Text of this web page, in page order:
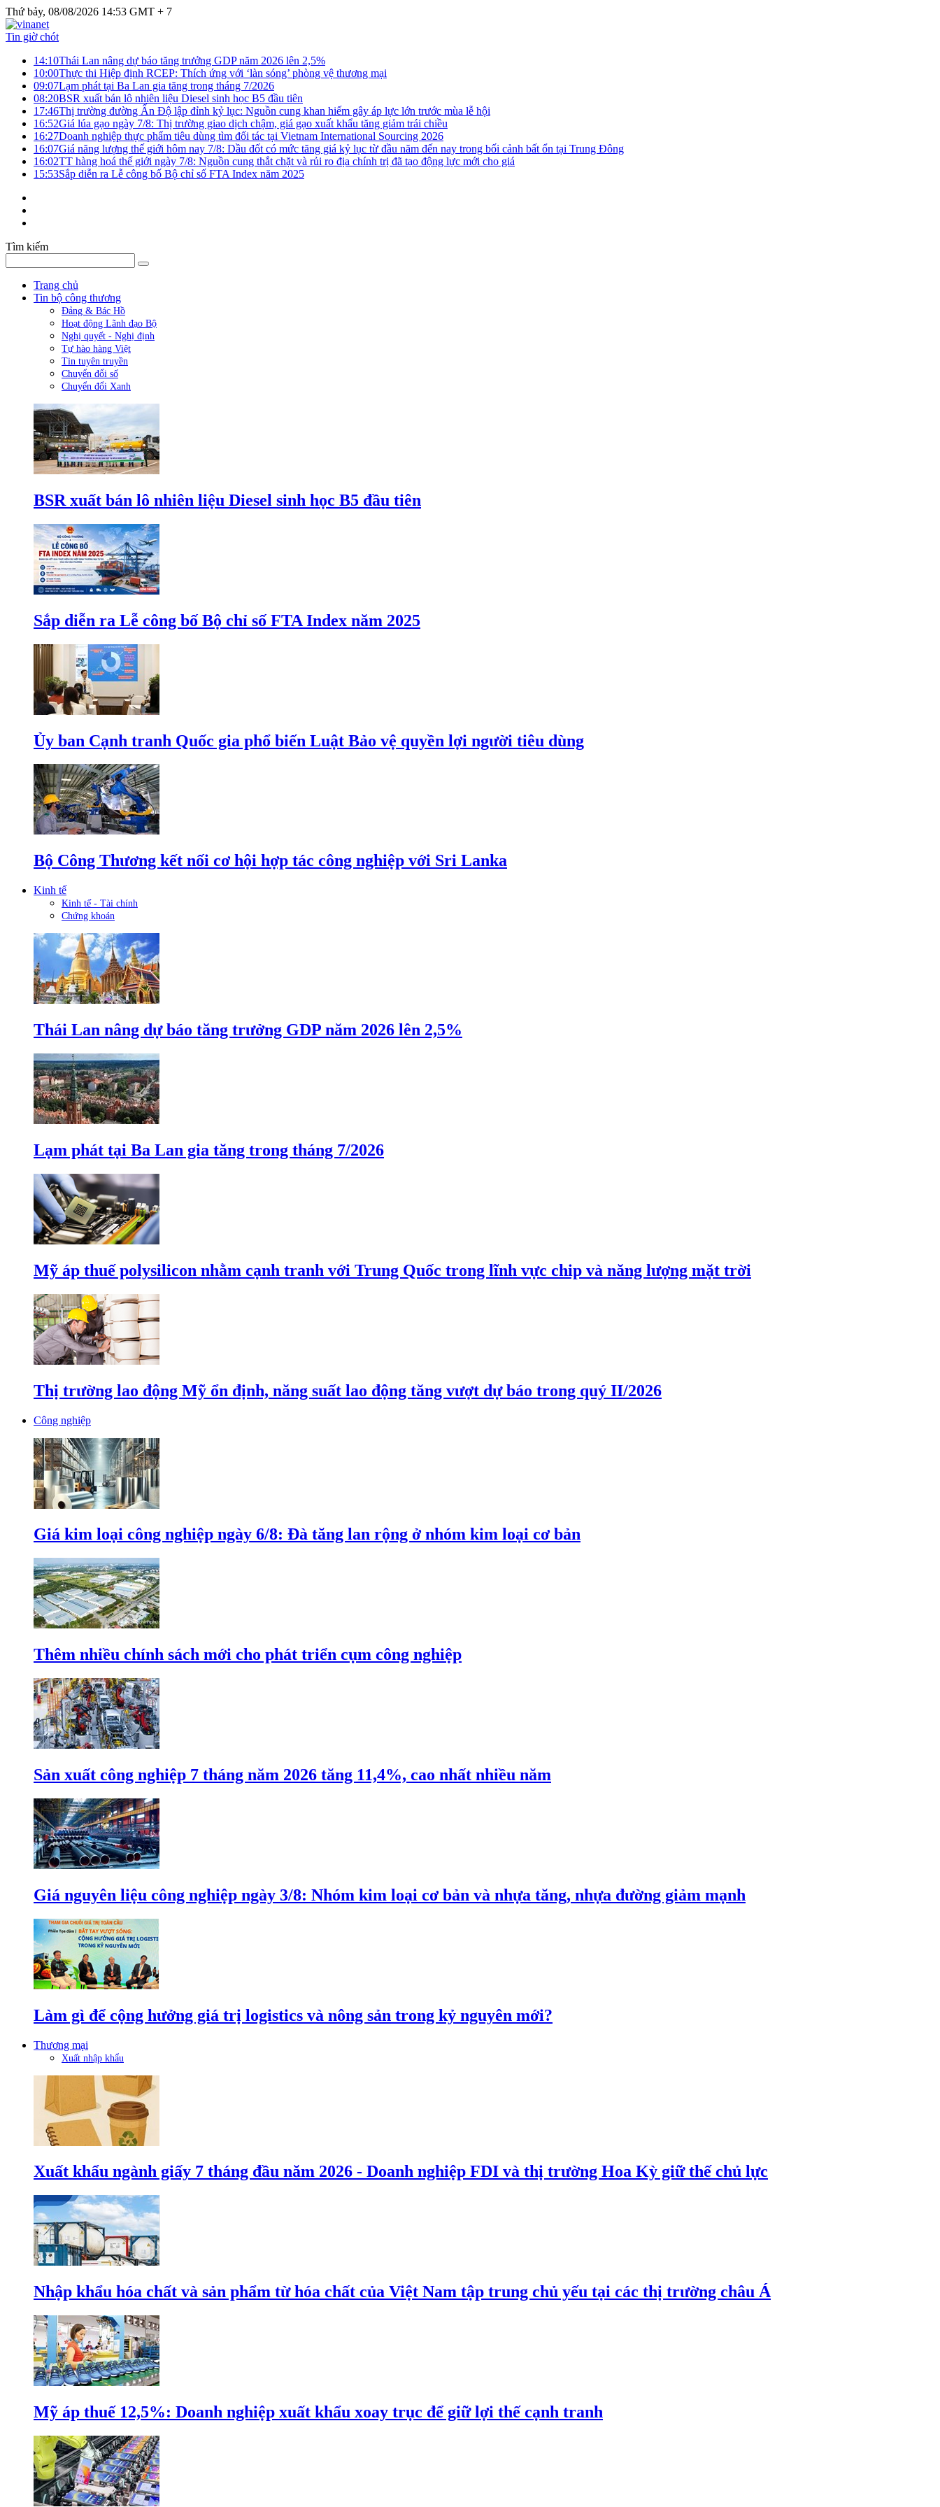
Thứ bảy, 08/08/2026 14:53 GMT + 7
Tin giờ chót
14:10Thái Lan nâng dự báo tăng trưởng GDP năm 2026 lên 2,5%
10:00Thực thi Hiệp định RCEP: Thích ứng với ‘làn sóng’ phòng vệ thương mại
09:07Lạm phát tại Ba Lan gia tăng trong tháng 7/2026
08:20BSR xuất bán lô nhiên liệu Diesel sinh học B5 đầu tiên
17:46Thị trường đường Ấn Độ lập đỉnh kỷ lục: Nguồn cung khan hiếm gây áp lực lớn trước mùa lễ hội
16:52Giá lúa gạo ngày 7/8: Thị trường giao dịch chậm, giá gạo xuất khẩu tăng giảm trái chiều
16:27Doanh nghiệp thực phẩm tiêu dùng tìm đối tác tại Vietnam International Sourcing 2026
16:07Giá năng lượng thế giới hôm nay 7/8: Dầu đốt có mức tăng giá kỷ lục từ đầu năm đến nay trong bối cảnh bất ổn tại Trung Đông
16:02TT hàng hoá thế giới ngày 7/8: Nguồn cung thắt chặt và rủi ro địa chính trị đã tạo động lực mới cho giá
15:53Sắp diễn ra Lễ công bố Bộ chỉ số FTA Index năm 2025
Tìm kiếm
Trang chủ
Tin bộ công thương
Đảng & Bác Hồ
Hoạt động Lãnh đạo Bộ
Nghị quyết - Nghị định
Tự hào hàng Việt
Tin tuyên truyền
Chuyển đổi số
Chuyển đổi Xanh
BSR xuất bán lô nhiên liệu Diesel sinh học B5 đầu tiên
Sắp diễn ra Lễ công bố Bộ chỉ số FTA Index năm 2025
Ủy ban Cạnh tranh Quốc gia phổ biến Luật Bảo vệ quyền lợi người tiêu dùng
Bộ Công Thương kết nối cơ hội hợp tác công nghiệp với Sri Lanka
Kinh tế
Kinh tế - Tài chính
Chứng khoán
Thái Lan nâng dự báo tăng trưởng GDP năm 2026 lên 2,5%
Lạm phát tại Ba Lan gia tăng trong tháng 7/2026
Mỹ áp thuế polysilicon nhằm cạnh tranh với Trung Quốc trong lĩnh vực chip và năng lượng mặt trời
Thị trường lao động Mỹ ổn định, năng suất lao động tăng vượt dự báo trong quý II/2026
Công nghiệp
Giá kim loại công nghiệp ngày 6/8: Đà tăng lan rộng ở nhóm kim loại cơ bản
Thêm nhiều chính sách mới cho phát triển cụm công nghiệp
Sản xuất công nghiệp 7 tháng năm 2026 tăng 11,4%, cao nhất nhiều năm
Giá nguyên liệu công nghiệp ngày 3/8: Nhóm kim loại cơ bản và nhựa tăng, nhựa đường giảm mạnh
Làm gì để cộng hưởng giá trị logistics và nông sản trong kỷ nguyên mới?
Thương mại
Xuất nhập khẩu
Xuất khẩu ngành giấy 7 tháng đầu năm 2026 - Doanh nghiệp FDI và thị trường Hoa Kỳ giữ thế chủ lực
Nhập khẩu hóa chất và sản phẩm từ hóa chất của Việt Nam tập trung chủ yếu tại các thị trường châu Á
Mỹ áp thuế 12,5%: Doanh nghiệp xuất khẩu xoay trục để giữ lợi thế cạnh tranh